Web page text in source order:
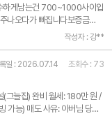
하게남는건 700~1000사이입
나오다가 빠집니다보증금
작성자 : 강**
일 : 2026.07.14 조회수 : 73
그늘집) 완비 ​월세: 180만 원 /
가능) ​매도 사유: 아버님 당뇨